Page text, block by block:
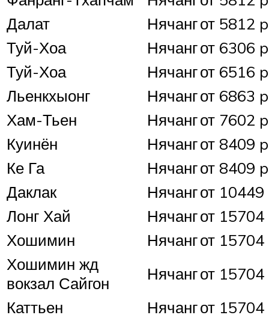
Далат
Нячангот 5812
Туй-Хоа
Нячангот 6306
Туй-Хоа
Нячангот 6516
Льенкхыонг
Нячангот 6863
Хам-Тьен
Нячангот 7602
Куинён
Нячангот 8409
Ке Га
Нячангот 8409
Даклак
Нячангот 10449
Лонг Хай
Нячангот 15704
Хошимин
Нячангот 15704
Хошимин жд
вокзал Сайгон
Нячангот 15704
Каттьен
Нячангот 15704